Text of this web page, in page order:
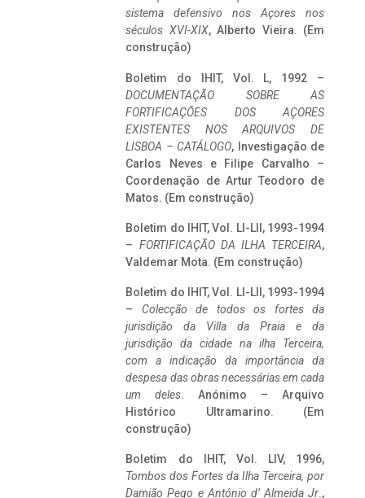
sistema defensivo nos Açores nos
séculos XVI-XIX, Alberto Vieira. (Em
construção)
Boletim do IHIT, Vol. L, 1992 –
DOCUMENTAÇÃO SOBRE AS
FORTIFICAÇÕES DOS AÇORES
EXISTENTES NOS ARQUIVOS DE
LISBOA – CATÁLOGO, Investigação de
Carlos Neves e Filipe Carvalho –
Coordenação de Artur Teodoro de
Matos. (Em construção)
Boletim do IHIT, Vol. LI-LII, 1993-1994
– FORTIFICAÇÃO DA ILHA TERCEIRA,
Valdemar Mota. (Em construção)
Boletim do IHIT, Vol. LI-LII, 1993-1994
– Colecção de todos os fortes da
jurisdição da Villa da Praia e da
jurisdição da cidade na ilha Terceira,
com a indicação da importância da
despesa das obras necessárias em cada
um deles. Anónimo – Arquivo
Histórico Ultramarino. (Em
construção)
Boletim do IHIT, Vol. LIV, 1996,
Tombos dos Fortes da Ilha Terceira, por
Damião Pego e António d’ Almeida Jr.,